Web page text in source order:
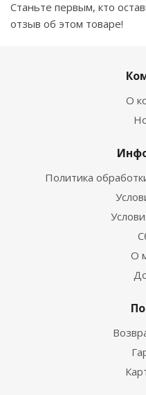
Станьте первым, кто
отзыв об этом товаре!
О
Политика
О